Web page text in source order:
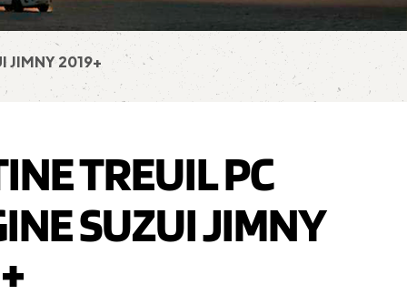
JIMNY 2019+
TREUIL PC
SUZUI JIMNY